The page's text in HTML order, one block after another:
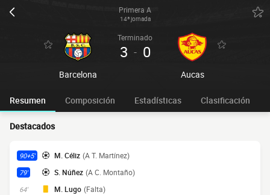
Primera A
14ª jornada
Barcelona
Terminado
3 - 0
Aucas
Resumen Composición Estadísticas Clasificación
Destacados
90+5' M. Céliz (A T. Martínez)
79' S. Núñez (A C. Montaño)
64' M. Lugo (Falta)